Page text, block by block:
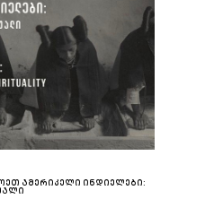
ᲐᲛᲔᲠᲘᲙᲔᲚᲘ ᲘᲜᲓᲘᲔᲚᲔᲑᲘ: